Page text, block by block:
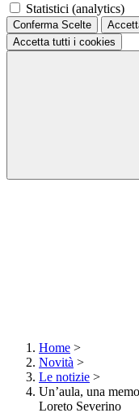
Statistici (analytics)
Conferma Scelte
Accetta tutti i cookies
Home >
Novità >
Le notizie >
Un’aula, una
Loreto Severino